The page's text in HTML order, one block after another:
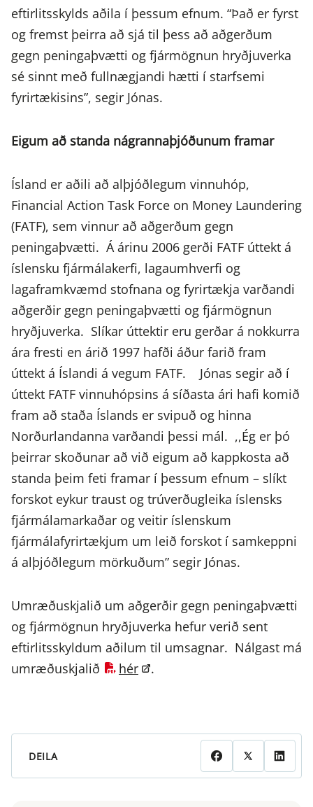
eftirlitsskylds aðila í þessum efnum. “Það er fyrst
og fremst þeirra að sjá til þess að aðgerðum
gegn peningaþvætti og fjármögnun hryðjuverka
sé sinnt með fullnægjandi hætti í starfsemi
fyrirtækisins”, segir Jónas.
Eigum að standa nágrannaþjóðunum framar
Ísland er aðili að alþjóðlegum vinnuhóp,
Financial Action Task Force on Money Laundering
(FATF), sem vinnur að aðgerðum gegn
peningaþvætti. Á árinu 2006 gerði FATF úttekt á
íslensku fjármálakerfi, lagaumhverfi og
lagaframkvæmd stofnana og fyrirtækja varðandi
aðgerðir gegn peningaþvætti og fjármögnun
hryðjuverka. Slíkar úttektir eru gerðar á nokkurra
ára fresti en árið 1997 hafði áður farið fram
úttekt á Íslandi á vegum FATF. Jónas segir að í
úttekt FATF vinnuhópsins á síðasta ári hafi komið
fram að staða Íslands er svipuð og hinna
Norðurlandanna varðandi þessi mál. ,,Ég er þó
þeirrar skoðunar að við eigum að kappkosta að
standa þeim feti framar í þessum efnum – slíkt
forskot eykur traust og trúverðugleika íslensks
fjármálamarkaðar og veitir íslenskum
fjármálafyrirtækjum um leið forskot í samkeppni
á alþjóðlegum mörkuðum” segir Jónas.
Umræðuskjalið um aðgerðir gegn peningaþvætti
og fjármögnun hryðjuverka hefur verið sent
eftirlitsskyldum aðilum til umsagnar. Nálgast má
umræðuskjalið
hér .
DEILA